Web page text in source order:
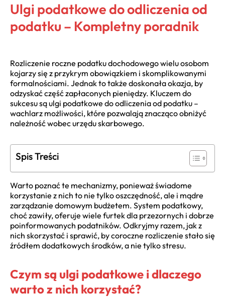
Ulgi podatkowe do odliczenia od
podatku – Kompletny poradnik
Rozliczenie roczne podatku dochodowego wielu osobom
kojarzy się z przykrym obowiązkiem i skomplikowanymi
formalnościami. Jednak to także doskonała okazja, by
odzyskać część zapłaconych pieniędzy. Kluczem do
sukcesu są ulgi podatkowe do odliczenia od podatku –
wachlarz możliwości, które pozwalają znacząco obniżyć
należność wobec urzędu skarbowego.
Spis Treści
Warto poznać te mechanizmy, ponieważ świadome
korzystanie z nich to nie tylko oszczędność, ale i mądre
zarządzanie domowym budżetem. System podatkowy,
choć zawiły, oferuje wiele furtek dla przezornych i dobrze
poinformowanych podatników. Odkryjmy razem, jak z
nich skorzystać i sprawić, by coroczne rozliczenie stało się
źródłem dodatkowych środków, a nie tylko stresu.
Czym są ulgi podatkowe i dlaczego
warto z nich korzystać?